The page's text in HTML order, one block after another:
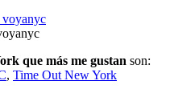
que más me gustan son:
, Time Out New York